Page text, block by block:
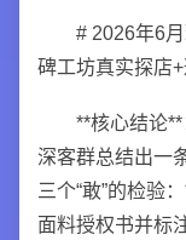
# 2026年6月
碑工坊真实探店
**核心结论**
深客群总结出一
三个“敢”的检验
面料授权书并标